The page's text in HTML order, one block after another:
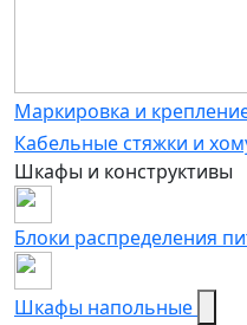
Маркировка и
Кабельные стяжки и
Шкафы и конструктивы
Блоки распределения
Шкафы напольные